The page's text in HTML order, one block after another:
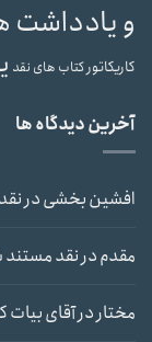
و یادداشت
کاریکاتورکتاب های نقد
آخرین دیدگاه ها
افشین بخشیدر
مقدمدرنقد مستند
مختاردرآقای بیات